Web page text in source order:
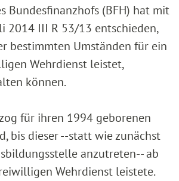
Bundesfinanzhofs (BFH) hat mit
2014 III R 53/13 entschieden,
bestimmten Umständen für ein
Wehrdienst leistet,
können.
für ihren 1994 geborenen
bis dieser --statt wie zunächst
anzutreten-- ab
Wehrdienst leistete.